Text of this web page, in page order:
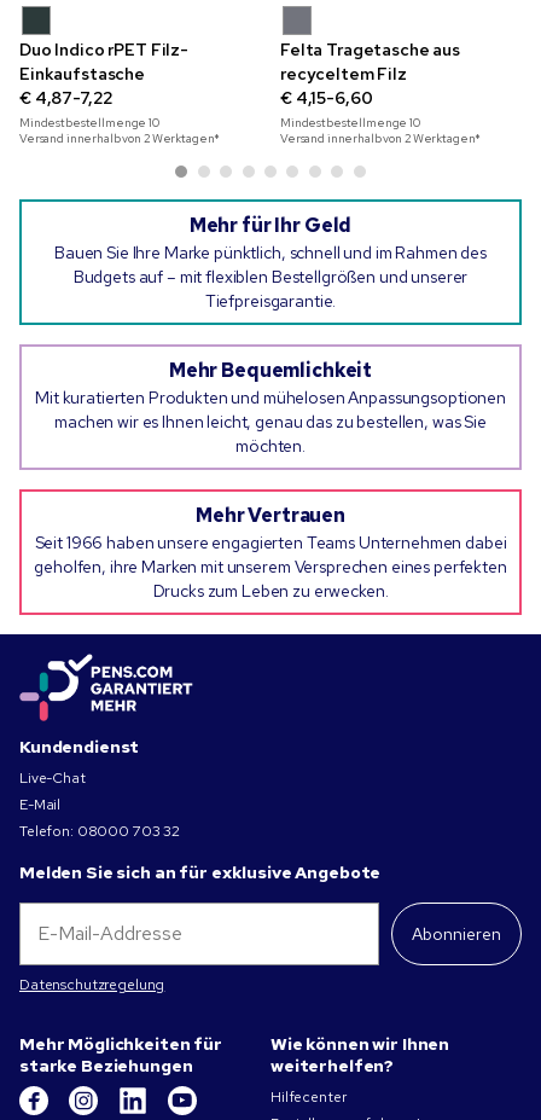
Duo Indico rPET Filz-
Einkaufstasche
€ 4,87-7,22
Mindestbestellmenge10
Versand innerhalb von 2 Werktagen*
Felta Tragetasche aus
recyceltem Filz
€ 4,15-6,60
Mindestbestellmenge10
Versand innerhalb von 2 Werktagen*
Mehr für Ihr Geld
Bauen Sie Ihre Marke pünktlich, schnell und im Rahmen des
Budgets auf – mit flexiblen Bestellgrößen und unserer
Tiefpreisgarantie.
Mehr Bequemlichkeit
Mit kuratierten Produkten und mühelosen Anpassungsoptionen
machen wir es Ihnen leicht, genau das zu bestellen, was Sie
möchten.
Mehr Vertrauen
Seit 1966 haben unsere engagierten Teams Unternehmen dabei
geholfen, ihre Marken mit unserem Versprechen eines perfekten
Drucks zum Leben zu erwecken.
Kundendienst
Live-Chat
E-Mail
Telefon: 08000 703 32
Melden Sie sich an für exklusive Angebote
Abonnieren
Datenschutzregelung
Mehr Möglichkeiten für
starke Beziehungen
Wie können wir Ihnen
weiterhelfen?
Hilfecenter